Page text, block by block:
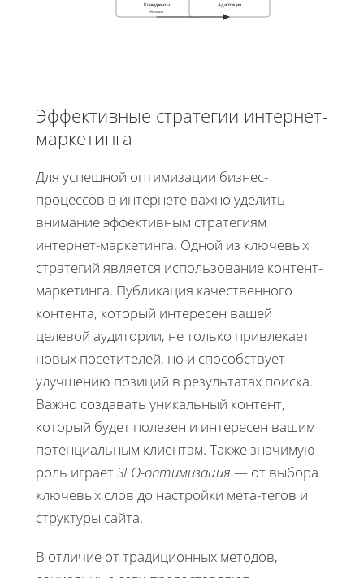
Конкуренты
Анализ
Адаптация
Эффективные стратегии интернет-
маркетинга
Для успешной оптимизации бизнес-
процессов в интернете важно уделить
внимание эффективным стратегиям
интернет-маркетинга. Одной из ключевых
стратегий является использование контент-
маркетинга. Публикация качественного
контента, который интересен вашей
целевой аудитории, не только привлекает
новых посетителей, но и способствует
улучшению позиций в результатах поиска.
Важно создавать уникальный контент,
который будет полезен и интересен вашим
потенциальным клиентам. Также значимую
роль играетSEO-оптимизация — от выбора
ключевых слов до настройки мета-тегов и
структуры сайта.
В отличие от традиционных методов,